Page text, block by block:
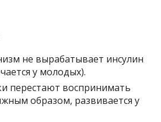
не вырабатывает инсулин
у молодых).
перестают воспринимать
образом, развивается у